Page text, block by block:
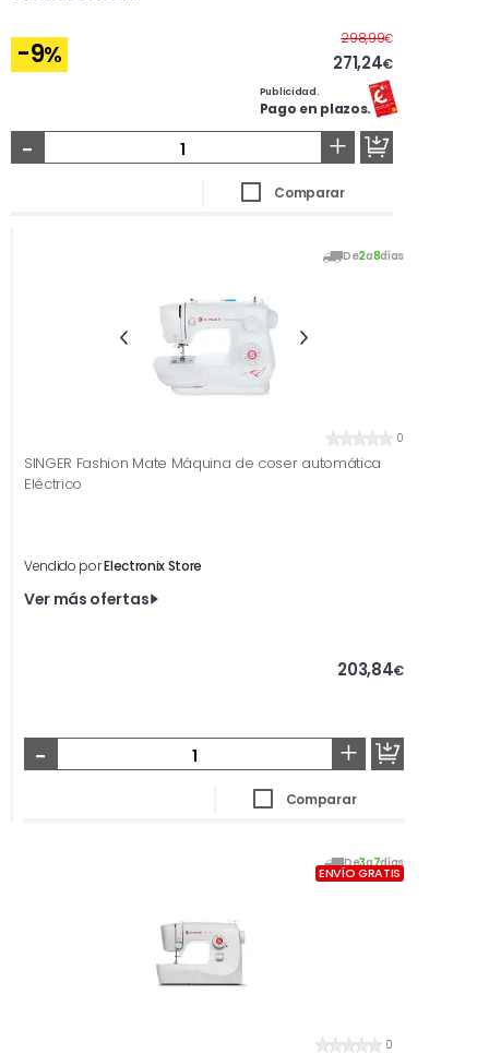
-9%
298,99€Antes
271,24€
Publicidad.
Pago en plazos.
- +
Comparar
De2a8días
0
SINGER Fashion Mate Máquina de coser automática
Eléctrico
Vendido porElectronix Store
Ver más ofertas
203,84€
- +
Comparar
De3a7días
ENVÍO GRATIS
0